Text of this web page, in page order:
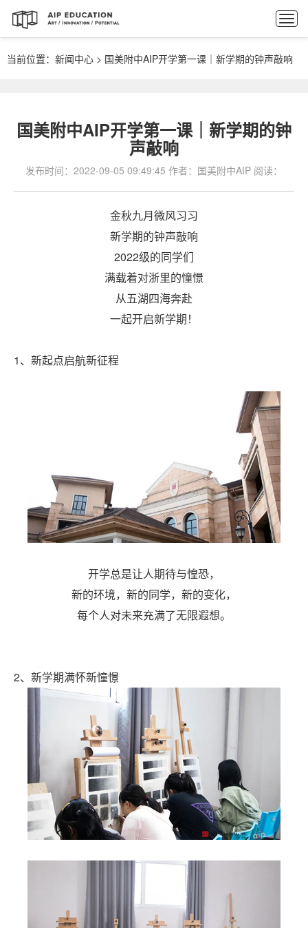
当前位置： 新闻中心 > 国美附中AIP开学第一课｜新学期的钟声敲响
国美附中AIP开学第一课｜新学期的钟
声敲响
发布时间：2022-09-05 09:49:45 作者：国美附中AIP 阅读：
金秋九月微风习习
新学期的钟声敲响
2022级的同学们
满载着对浙里的憧憬
从五湖四海奔赴
一起开启新学期！
1、新起点启航新征程
开学总是让人期待与惶恐，
新的环境，新的同学，新的变化，
每个人对未来充满了无限遐想。
2、新学期满怀新憧憬